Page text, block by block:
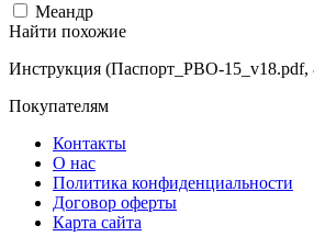
Меандр
Найти похожие
Инструкция (Паспорт_РВО-15_v18.pdf,
Покупателям
Контакты
О нас
Политика конфиденциальности
Договор оферты
Карта сайта